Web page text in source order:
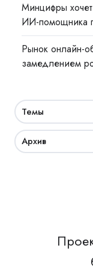
Минцифры
ИИ-помощника
Рынок онлайн-
замедлением
Темы
Архив